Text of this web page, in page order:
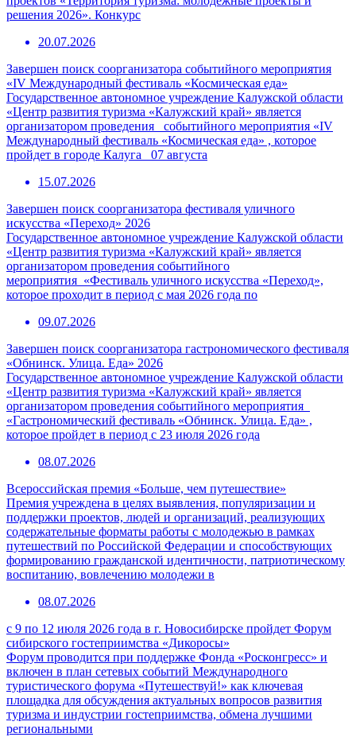
решения 2026». Конкурс
20.07.2026
Завершен поиск соорганизатора событийного мероприятия
«IV Международный фестиваль «Космическая еда»
Государственное автономное учреждение Калужской области
«Центр развития туризма «Калужский край» является
организатором проведения событийного мероприятия «IV
Международный фестиваль «Космическая еда» , которое
пройдет в городе Калуга 07 августа
15.07.2026
Завершен поиск соорганизатора фестиваля уличного
искусства «Переход» 2026
Государственное автономное учреждение Калужской области
«Центр развития туризма «Калужский край» является
организатором проведения событийного
мероприятия «Фестиваль уличного искусства «Переход»,
которое проходит в период с мая 2026 года по
09.07.2026
Завершен поиск соорганизатора гастрономического фестиваля
«Обнинск. Улица. Еда» 2026
Государственное автономное учреждение Калужской области
«Центр развития туризма «Калужский край» является
организатором проведения событийного мероприятия
«Гастрономический фестиваль «Обнинск. Улица. Еда» ,
которое пройдет в период с 23 июля 2026 года
08.07.2026
Всероссийская премия «Больше, чем путешествие»
Премия учреждена в целях выявления, популяризации и
поддержки проектов, людей и организаций, реализующих
содержательные форматы работы с молодежью в рамках
путешествий по Российской Федерации и способствующих
формированию гражданской идентичности, патриотическому
воспитанию, вовлечению молодежи в
08.07.2026
с 9 по 12 июля 2026 года в г. Новосибирске пройдет Форум
сибирского гостеприимства «Дикоросы»
Форум проводится при поддержке Фонда «Росконгресс» и
включен в план сетевых событий Международного
туристического форума «Путешествуй!» как ключевая
площадка для обсуждения актуальных вопросов развития
туризма и индустрии гостеприимства, обмена лучшими
региональными